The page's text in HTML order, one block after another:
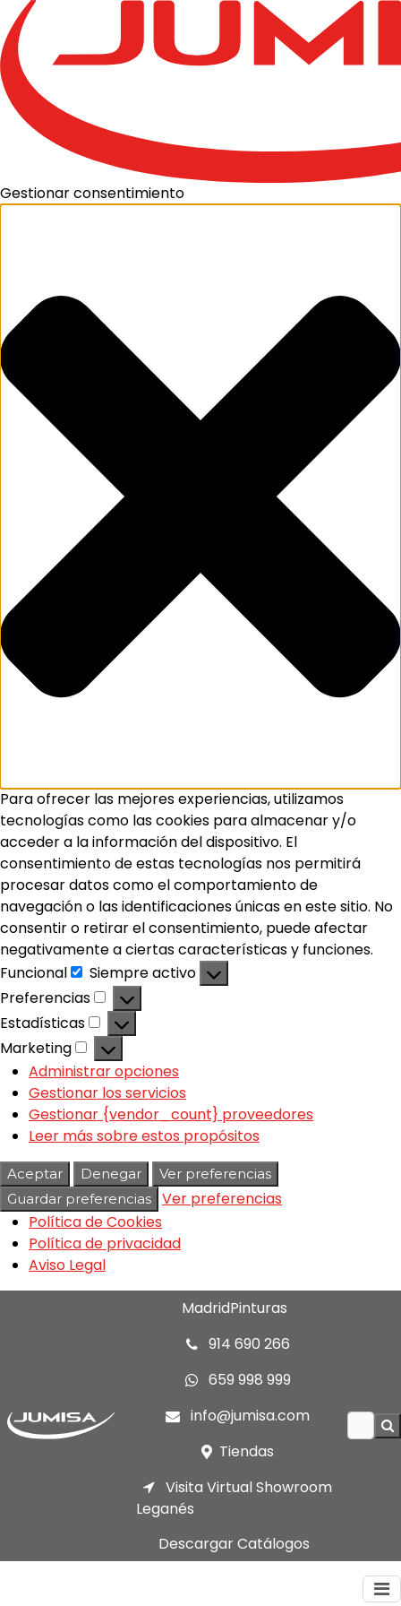
Gestionar consentimiento
Para ofrecer las mejores experiencias, utilizamos
tecnologías como las cookies para almacenar y/o
acceder a la información del dispositivo. El
consentimiento de estas tecnologías nos permitirá
procesar datos como el comportamiento de
navegación o las identificaciones únicas en este sitio. No
consentir o retirar el consentimiento, puede afectar
negativamente a ciertas características y funciones.
Funcional
Siempre activo
Preferencias
Estadísticas
Marketing
Administrar opciones
Gestionar los servicios
Gestionar {vendor_count} proveedores
Leer más sobre estos propósitos
Aceptar Denegar
Ver preferencias
Guardar preferencias
Ver preferencias
Política de Cookies
Política de privacidad
Aviso Legal
MadridPinturas
914 690 266
659 998 999
info@jumisa.com
Tiendas
Visita Virtual Showroom
Leganés
Descargar Catálogos